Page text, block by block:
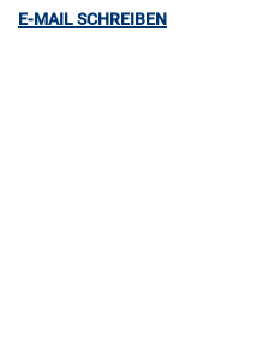
E-MAIL SCHREIBEN